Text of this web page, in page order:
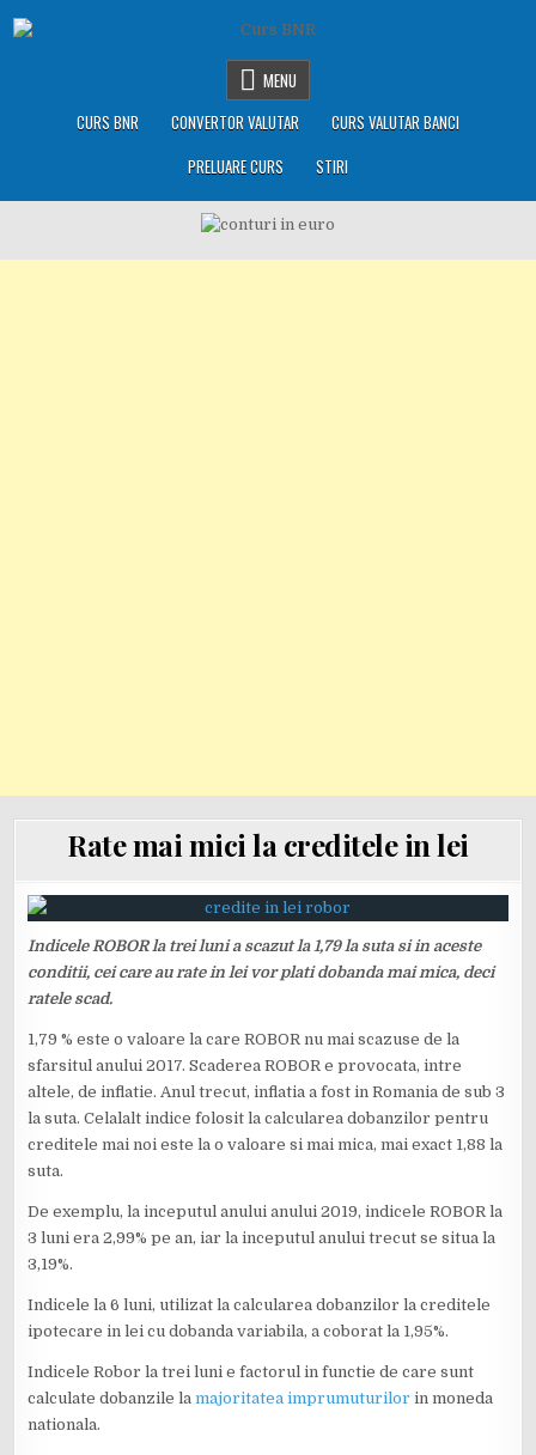
to
MENU
CURS BNR
CONVERTOR VALUTAR
CURS VALUTAR BANCI
PRELUARE CURS
STIRI
Rate mai mici la creditele in lei
Indicele ROBOR la trei luni a scazut la 1,79 la suta si in aceste
conditii, cei care au rate in lei vor plati dobanda mai mica, deci
ratele scad.
1,79 % este o valoare la care ROBOR nu mai scazuse de la
sfarsitul anului 2017. Scaderea ROBOR e provocata, intre
altele, de inflatie. Anul trecut, inflatia a fost in Romania de sub 3
la suta. Celalalt indice folosit la calcularea dobanzilor pentru
creditele mai noi este la o valoare si mai mica, mai exact 1,88 la
suta.
De exemplu, la inceputul anului anului 2019, indicele ROBOR la
3 luni era 2,99% pe an, iar la inceputul anului trecut se situa la
3,19%.
Indicele la 6 luni, utilizat la calcularea dobanzilor la creditele
ipotecare in lei cu dobanda variabila, a coborat la 1,95%.
Indicele Robor la trei luni e factorul in functie de care sunt
calculate dobanzile lamajoritatea imprumuturilor in moneda
nationala.